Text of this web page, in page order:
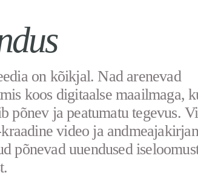
on kõikjal. Nad arenevad
koos digitaalse maailmaga,
põnev ja peatumatu tegevus.
video ja
põnevad uuendused